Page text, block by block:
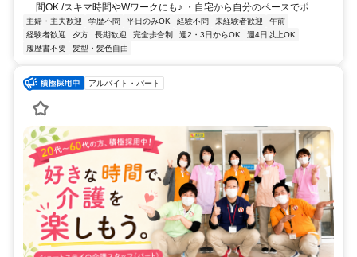
間OK /スキマ時間やWワークにも♪ ・自宅から自分のペースでポ...
主婦・主夫歓迎 学歴不問 平日のみOK 経験不問 未経験者歓迎
午前
経験者歓迎
夕方 長期歓迎 完全歩合制 週2・3日からOK
週4日以上OK
履歴書不要
髪型・髪色自由
アルバイト・パート